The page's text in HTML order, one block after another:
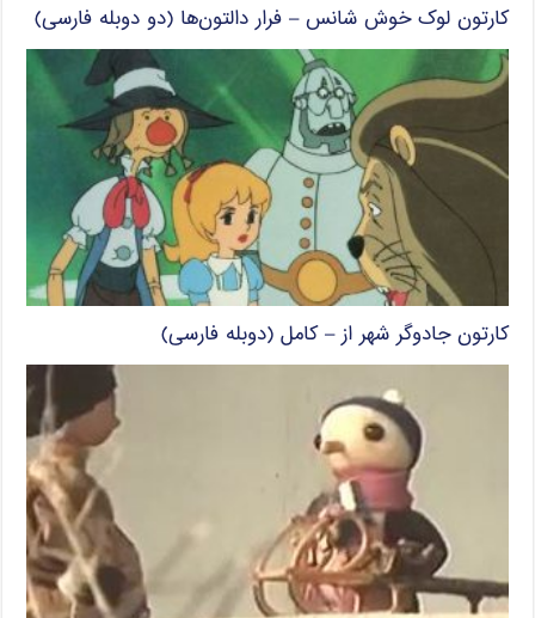
کارتون لوک خوش شانس – فرار دالتون‌ها (دو دوبله فارسی)
کارتون جادوگر شهر از – کامل (دوبله فارسی)